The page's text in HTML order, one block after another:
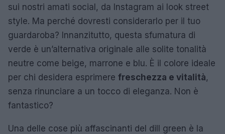
sui nostri amati social, da Instagram ai look street
style. Ma perché dovresti considerarlo per il tuo
guardaroba? Innanzitutto, questa sfumatura di
verde è un’alternativa originale alle solite tonalità
neutre come beige, marrone e blu. È il colore ideale
per chi desidera esprimere freschezza e vitalità,
senza rinunciare a un tocco di eleganza. Non è
fantastico?
Una delle cose più affascinanti del dill green è la